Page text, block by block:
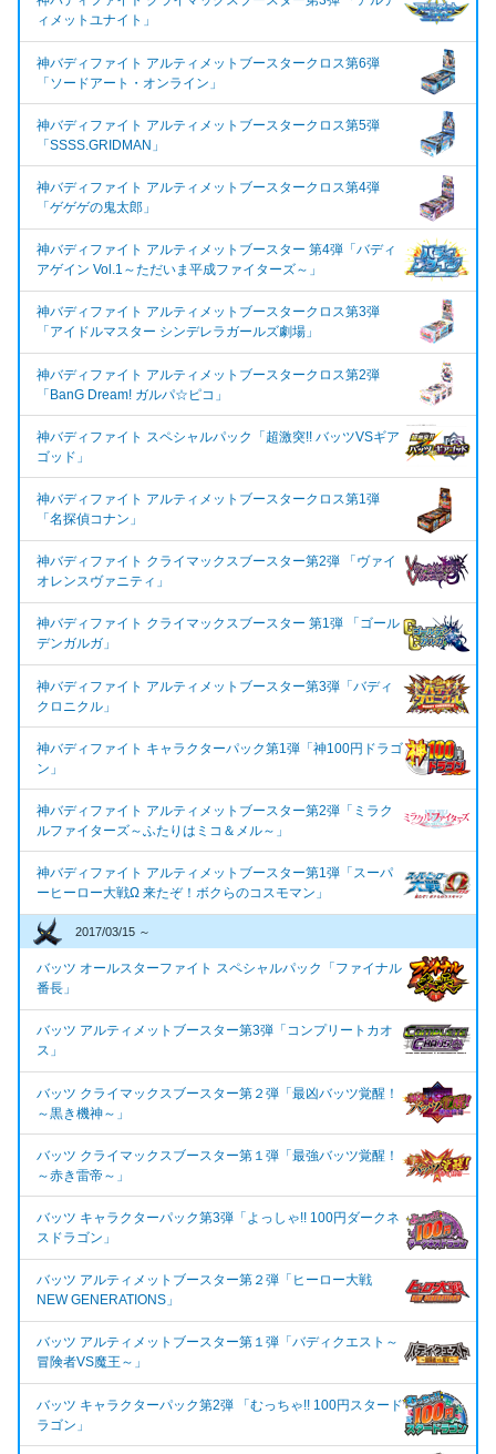
ィメットユナイト」
神バディファイト アルティメットブースタークロス第6弾
「ソードアート・オンライン」
神バディファイト アルティメットブースタークロス第5弾
「SSSS.GRIDMAN」
神バディファイト アルティメットブースタークロス第4弾
「ゲゲゲの鬼太郎」
神バディファイト アルティメットブースター 第4弾「バディ
アゲイン Vol.1～ただいま平成ファイターズ～」
神バディファイト アルティメットブースタークロス第3弾
「アイドルマスター シンデレラガールズ劇場」
神バディファイト アルティメットブースタークロス第2弾
「BanG Dream! ガルパ☆ピコ」
神バディファイト スペシャルパック「超激突!! バッツVSギア
ゴッド」
神バディファイト アルティメットブースタークロス第1弾
「名探偵コナン」
神バディファイト クライマックスブースター第2弾 「ヴァイ
オレンスヴァニティ」
神バディファイト クライマックスブースター 第1弾 「ゴール
デンガルガ」
神バディファイト アルティメットブースター第3弾「バディ
クロニクル」
神バディファイト キャラクターパック第1弾「神100円ドラゴ
ン」
神バディファイト アルティメットブースター第2弾「ミラク
ルファイターズ～ふたりはミコ＆メル～」
神バディファイト アルティメットブースター第1弾「スーパ
ーヒーロー大戦Ω 来たぞ！ボクらのコスモマン」
2017/03/15 ～
バッツ オールスターファイト スペシャルパック「ファイナル
番長」
バッツ アルティメットブースター第3弾「コンプリートカオ
ス」
バッツ クライマックスブースター第２弾「最凶バッツ覚醒！
～黒き機神～」
バッツ クライマックスブースター第１弾「最強バッツ覚醒！
～赤き雷帝～」
バッツ キャラクターパック第3弾「よっしゃ!! 100円ダークネ
スドラゴン」
バッツ アルティメットブースター第２弾「ヒーロー大戦
NEW GENERATIONS」
バッツ アルティメットブースター第１弾「バディクエスト～
冒険者VS魔王～」
バッツ キャラクターパック第2弾 「むっちゃ!! 100円スタード
ラゴン」